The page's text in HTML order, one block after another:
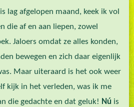
lag afgelopen maand, keek ik vol
die af en aan liepen, zowel
Jaloers omdat ze alles konden,
bewegen en zich daar eigenlijk
Maar uiteraard is het ook weer
kijk in het verleden, was ik me
die gedachte en dat geluk! Nú is